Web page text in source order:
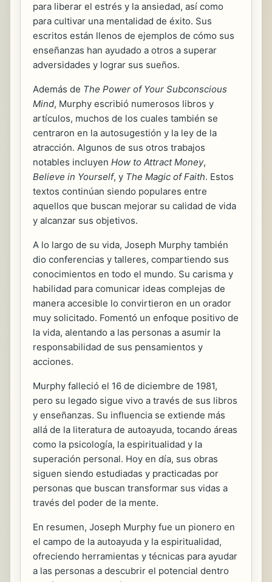
para liberar el estrés y la ansiedad, así como
para cultivar una mentalidad de éxito. Sus
escritos están llenos de ejemplos de cómo sus
enseñanzas han ayudado a otros a superar
adversidades y lograr sus sueños.
Además de The Power of Your Subconscious
Mind, Murphy escribió numerosos libros y
artículos, muchos de los cuales también se
centraron en la autosugestión y la ley de la
atracción. Algunos de sus otros trabajos
notables incluyen How to Attract Money,
Believe in Yourself, y The Magic of Faith. Estos
textos continúan siendo populares entre
aquellos que buscan mejorar su calidad de vida
y alcanzar sus objetivos.
A lo largo de su vida, Joseph Murphy también
dio conferencias y talleres, compartiendo sus
conocimientos en todo el mundo. Su carisma y
habilidad para comunicar ideas complejas de
manera accesible lo convirtieron en un orador
muy solicitado. Fomentó un enfoque positivo de
la vida, alentando a las personas a asumir la
responsabilidad de sus pensamientos y
acciones.
Murphy falleció el 16 de diciembre de 1981,
pero su legado sigue vivo a través de sus libros
y enseñanzas. Su influencia se extiende más
allá de la literatura de autoayuda, tocando áreas
como la psicología, la espiritualidad y la
superación personal. Hoy en día, sus obras
siguen siendo estudiadas y practicadas por
personas que buscan transformar sus vidas a
través del poder de la mente.
En resumen, Joseph Murphy fue un pionero en
el campo de la autoayuda y la espiritualidad,
ofreciendo herramientas y técnicas para ayudar
a las personas a descubrir el potencial dentro